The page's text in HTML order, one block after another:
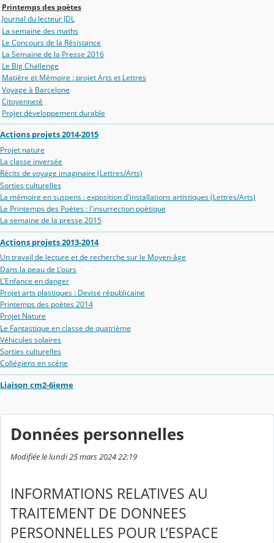
Printemps des poètes
Journal du lecteur JDL
La semaine des maths
Le Concours de la Résistance
La Semaine de la Presse 2016
Le Big Challenge
Matière et Mémoire : projet Arts et Lettres
Voyage à Barcelone
Citoyenneté
Projet développement durable
Actions projets 2014-2015
Projet nature
La classe inversée
Récits de voyage imaginaire (Lettres/Arts)
Sorties culturelles
La mémoire en suspens : exposition d'installations artistiques (Lettres/Arts)
Le Printemps des Poètes : l'insurrection poètique
La semaine de la presse 2015
Actions projets 2013-2014
Un travail de lecture et de recherche sur le Moyen-âge
Dans la peau de L'ours
L'Enfance en danger
Projet arts plastiques : Devise républicaine
Printemps des poètes 2014
Projet Nature
Le Fantastique en classe de quatrième
Véhicules solaires
Sorties culturelles
Collégiens en scéne
Liaison cm2-6ieme
Données personnelles
Modifiée le lundi 25 mars 2024 22:19
INFORMATIONS RELATIVES AU
TRAITEMENT DE DONNEES
PERSONNELLES POUR L’ESPACE